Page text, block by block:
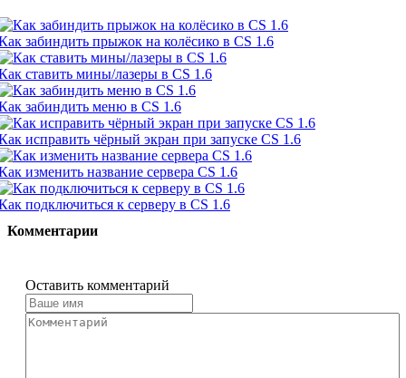
забиндить прыжок на колёсико в CS 1.6
ставить мины/лазеры в CS 1.6
забиндить меню в CS 1.6
исправить чёрный экран при запуске CS 1.6
изменить название сервера CS 1.6
подключиться к серверу в CS 1.6
Комментарии
Оставить комментарий